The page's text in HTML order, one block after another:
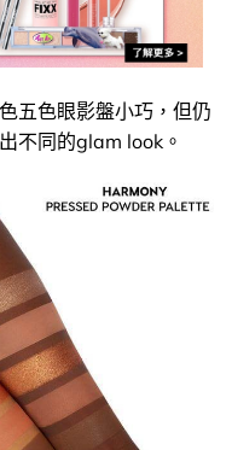
五色眼影盤小巧，但仍
不同的glam look。